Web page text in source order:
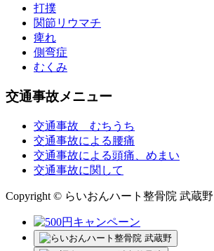
打撲
関節リウマチ
痺れ
側弯症
むくみ
交通事故メニュー
交通事故 むちうち
交通事故による腰痛
交通事故による頭痛、めまい
交通事故に関して
Copyright © らいおんハート整骨院 武蔵野